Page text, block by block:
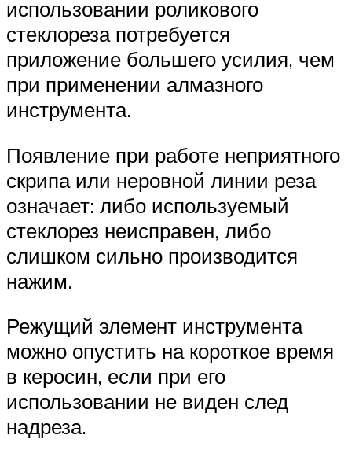
использовании роликового
стеклореза потребуется
приложение большего усилия, чем
при применении алмазного
инструмента.
Появление при работе неприятного
скрипа или неровной линии реза
означает: либо используемый
стеклорез неисправен, либо
слишком сильно производится
нажим.
Режущий элемент инструмента
можно опустить на короткое время
в керосин, если при его
использовании не виден след
надреза.